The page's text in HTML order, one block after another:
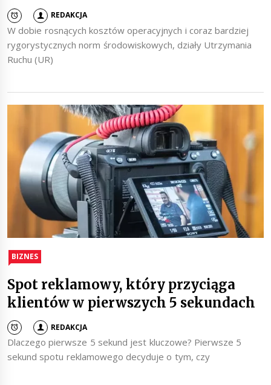
REDAKCJA
W dobie rosnących kosztów operacyjnych i coraz bardziej
rygorystycznych norm środowiskowych, działy Utrzymania
Ruchu (UR)
BIZNES
Spot reklamowy, który przyciąga
klientów w pierwszych 5 sekundach
REDAKCJA
Dlaczego pierwsze 5 sekund jest kluczowe? Pierwsze 5
sekund spotu reklamowego decyduje o tym, czy